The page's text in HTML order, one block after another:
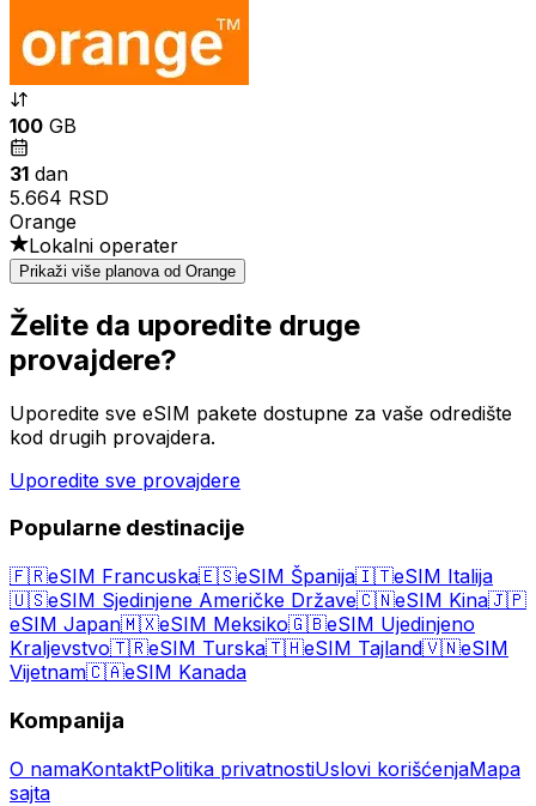
100 GB
31 dan
5.664 RSD
Orange
Lokalni operater
Prikaži više planova od Orange
Želite da uporedite druge
provajdere?
Uporedite sve eSIM pakete dostupne za vaše odredište
kod drugih provajdera.
Uporedite sve provajdere
Popularne destinacije
🇫🇷eSIM Francuska🇪🇸eSIM Španija🇮🇹eSIM Italija
🇺🇸eSIM Sjedinjene Američke Države🇨🇳eSIM Kina🇯🇵
eSIM Japan🇲🇽eSIM Meksiko🇬🇧eSIM Ujedinjeno
Kraljevstvo🇹🇷eSIM Turska🇹🇭eSIM Tajland🇻🇳eSIM
Vijetnam🇨🇦eSIM Kanada
Kompanija
O namaKontaktPolitika privatnostiUslovi korišćenjaMapa
sajta